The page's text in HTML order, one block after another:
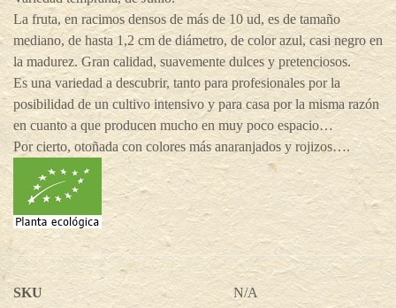
La fruta, en racimos densos de más de 10 ud, es de tamaño
mediano, de hasta 1,2 cm de diámetro, de color azul, casi negro en
la madurez. Gran calidad, suavemente dulces y pretenciosos.
Es una variedad a descubrir, tanto para profesionales por la
posibilidad de un cultivo intensivo y para casa por la misma razón
en cuanto a que producen mucho en muy poco espacio…
Por cierto, otoñada con colores más anaranjados y rojizos….
SKU N/A